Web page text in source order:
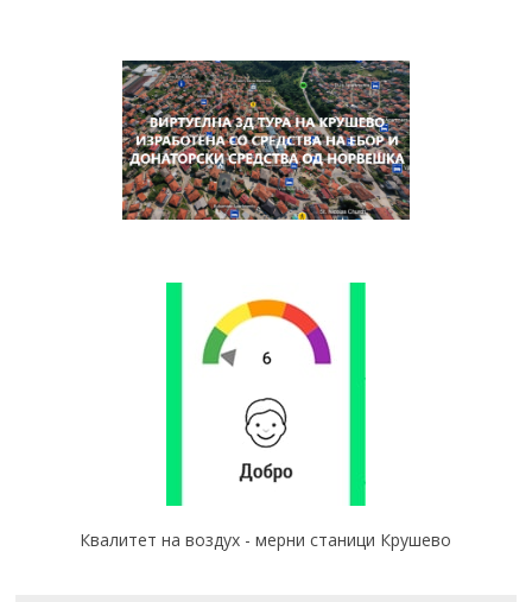
Квалитет на воздух - мерни станици Крушево